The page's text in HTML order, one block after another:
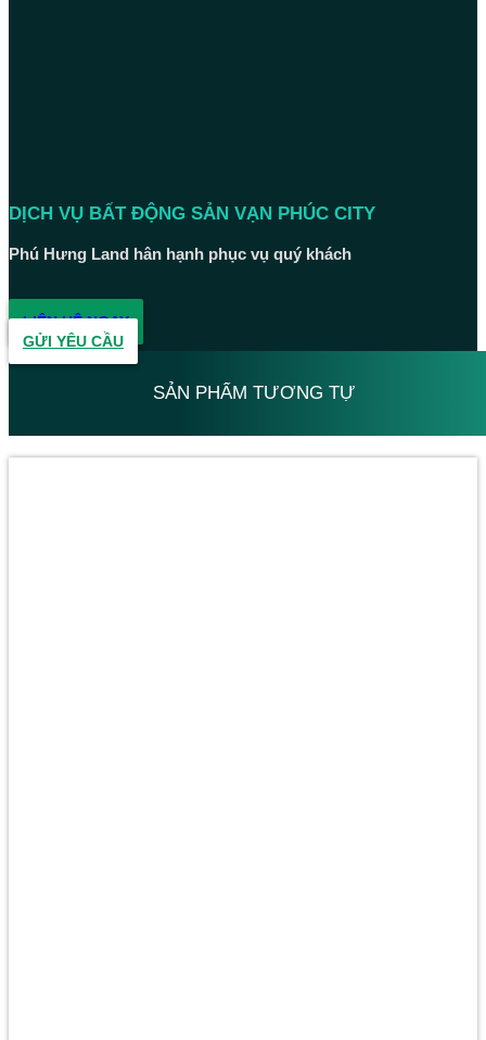
DỊCH VỤ BẤT ĐỘNG SẢN VẠN PHÚC CITY
Phú Hưng Land hân hạnh phục vụ quý khách
LIÊN HỆ NGAY
GỬI YÊU CẦU
SẢN PHẨM TƯƠNG TỰ